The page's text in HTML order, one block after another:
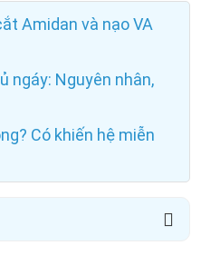
Amidan và nạo VA
ngáy: Nguyên nhân,
Có khiến hệ miễn